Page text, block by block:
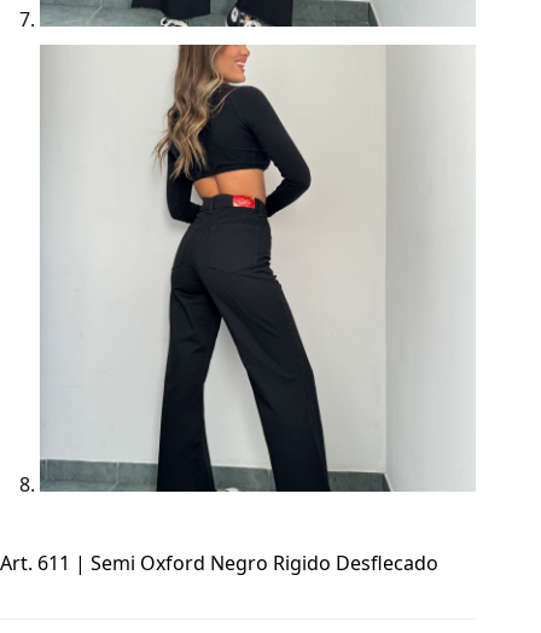
Art. 611 | Semi Oxford Negro Rigido Desflecado